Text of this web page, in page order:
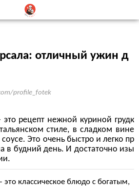
отличный ужин д
profile_fotek
рецепт нежной куриной грудк
стиле, в сладком вине
Это очень быстро и легко пр
в будний день. И достаточно изы
классическое блюдо с богатым,